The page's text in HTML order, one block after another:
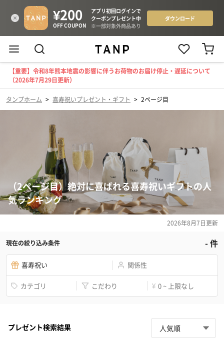
【重要】令和8年熊本地震の影響に伴うお荷物のお届け停止・遅延について
（2026年7月29日更新）
タンプホーム > 喜寿祝いプレゼント・ギフト > 2ページ目
（2ページ目）絶対に喜ばれる喜寿祝いギフトの人
気ランキング
2026年8月7日更新
現在の絞り込み条件 -件
喜寿祝い 関係性
カテゴリ こだわり ¥ 0 ~ 上限なし
プレゼント検索結果